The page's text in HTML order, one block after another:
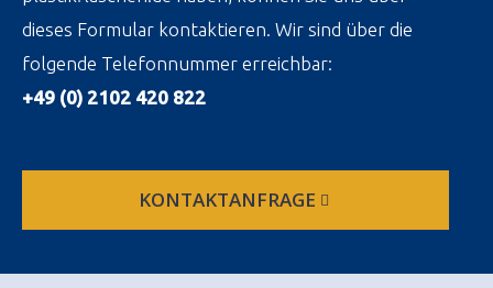
dieses Formular kontaktieren. Wir sind über die
folgende Telefonnummer erreichbar:
+49 (0) 2102 420 822
KONTAKTANFRAGE